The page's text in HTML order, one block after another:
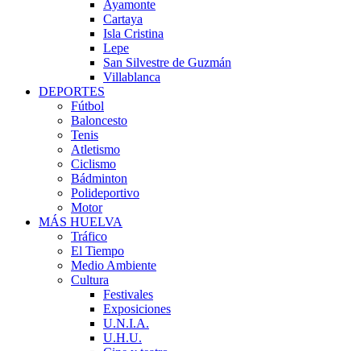
Ayamonte
Cartaya
Isla Cristina
Lepe
San Silvestre de Guzmán
Villablanca
DEPORTES
Fútbol
Baloncesto
Tenis
Atletismo
Ciclismo
Bádminton
Polideportivo
Motor
MÁS HUELVA
Tráfico
El Tiempo
Medio Ambiente
Cultura
Festivales
Exposiciones
U.N.I.A.
U.H.U.